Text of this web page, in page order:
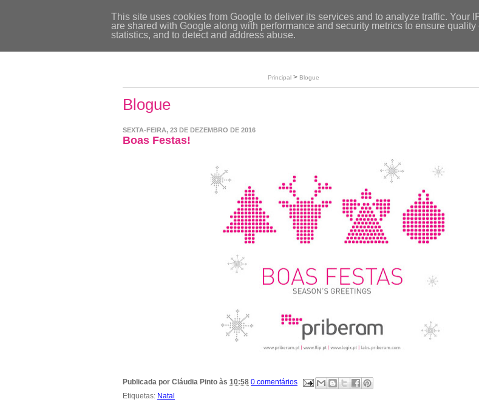
Início
Loja
Principal > Blogue
Blogue
SEXTA-FEIRA, 23 DE DEZEMBRO DE 2016
Boas Festas!
Publicada por Cláudia Pinto às 10:58 0 comentários
Etiquetas: Natal
This site uses cookies from Google to deliver its services and to analyze traffic. Your
are shared with Google along with performance and security metrics to ensure
statistics, and to detect and address abuse.